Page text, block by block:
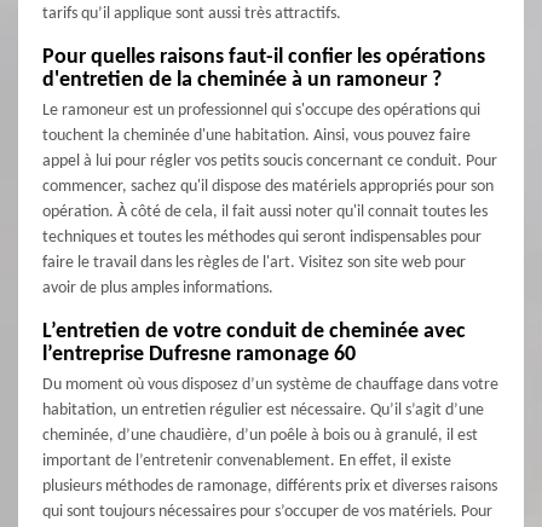
tarifs qu’il applique sont aussi très attractifs.
Pour quelles raisons faut-il confier les opérations
d'entretien de la cheminée à un ramoneur ?
Le ramoneur est un professionnel qui s'occupe des opérations qui
touchent la cheminée d'une habitation. Ainsi, vous pouvez faire
appel à lui pour régler vos petits soucis concernant ce conduit. Pour
commencer, sachez qu'il dispose des matériels appropriés pour son
opération. À côté de cela, il fait aussi noter qu'il connait toutes les
techniques et toutes les méthodes qui seront indispensables pour
faire le travail dans les règles de l'art. Visitez son site web pour
avoir de plus amples informations.
L’entretien de votre conduit de cheminée avec
l’entreprise Dufresne ramonage 60
Du moment où vous disposez d’un système de chauffage dans votre
habitation, un entretien régulier est nécessaire. Qu’il s’agit d’une
cheminée, d’une chaudière, d’un poêle à bois ou à granulé, il est
important de l’entretenir convenablement. En effet, il existe
plusieurs méthodes de ramonage, différents prix et diverses raisons
qui sont toujours nécessaires pour s’occuper de vos matériels. Pour